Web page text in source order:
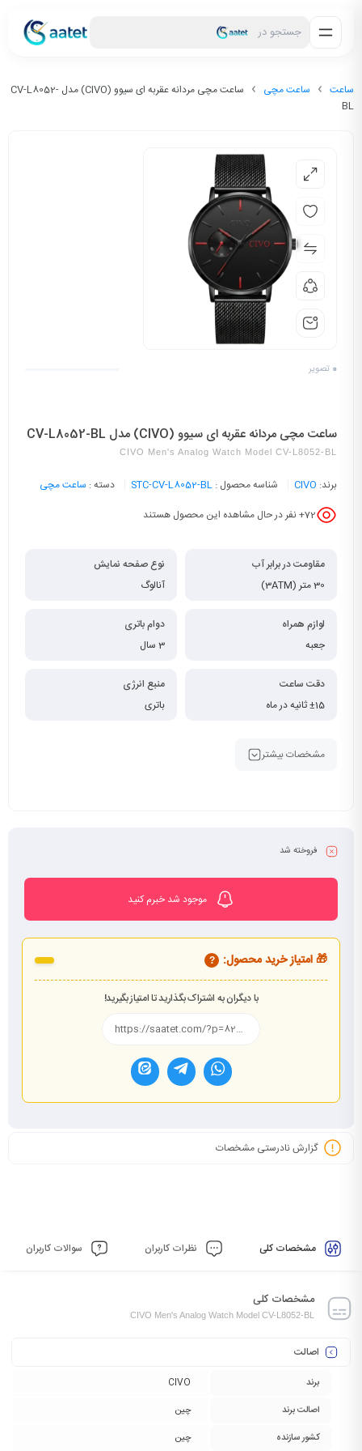
جستجو در
ساعت ساعت مچی
ساعت مچی مردانه عقربه ای سیوو (CIVO) مدل CV-L8052-
BL
0 تصویر
ساعت مچی مردانه عقربه ای سیوو (CIVO) مدل CV-L8052-BL
CIVO Men's Analog Watch Model CV-L8052-BL
برند: CIVO شناسه محصول : STC-CV-L8052-BL دسته : ساعت مچی
72+ نفر در حال مشاهده این محصول هستند
مقاومت در برابر آب
30 متر (3ATM)
نوع صفحه نمایش
آنالوگ
لوازم همراه
جعبه
دوام باتری
3 سال
دقت ساعت
±15 ثانیه در ماه
منبع انرژی
باتری
مشخصات بیشتر
فروخته شد
موجود شد خبرم کنید
🎁 امتیاز خرید محصول: ?
با دیگران به اشتراک بگذارید تا امتیاز بگیرید!
گزارش نادرستی مشخصات
مشخصات کلی نظرات کاربران سوالات کاربران
مشخصات کلی
CIVO Men's Analog Watch Model CV-L8052-BL
اصالت
برند
CIVO
اصالت برند
چین
کشور سازنده
چین